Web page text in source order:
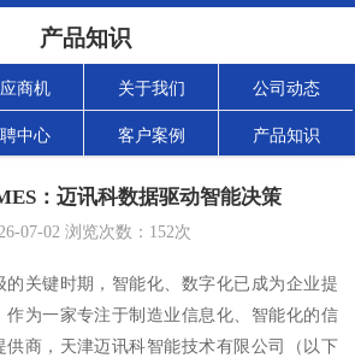
产品知识
商机 关于我们 公司动态
中心 客户案例 产品知识
：迈讯科数据驱动智能决策
07-02浏览次数： 152次
关键时期，智能化、数字化已成为企业提
作为一家专注于制造业信息化、智能化的信
供商，天津迈讯科智能技术有限公司（以下